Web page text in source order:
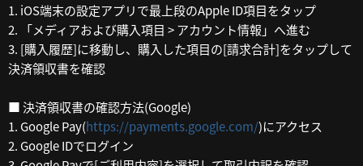
1. iOS端末の設定アプリで最上段のApple ID項目をタップ
2. 「メディアおよび購入項目 > アカウント情報」へ進む
3. [購入履歴]に移動し、購入した項目の[請求合計]をタップして
決済領収書を確認
■ 決済領収書の確認方法(Google)
1. Google Pay(https://payments.google.com/)にアクセス
2. Google IDでログイン